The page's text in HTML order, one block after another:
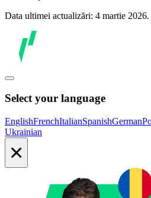
Data ultimei actualizări: 4 martie 2026.
Select your language
EnglishFrenchItalianSpanishGerman
Ukrainian
×